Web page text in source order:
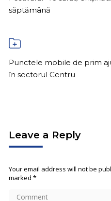
săptămână
Punctele mobile de prim
în sectorul Centru
Leave a Reply
Your email address will not be
marked *
Comment